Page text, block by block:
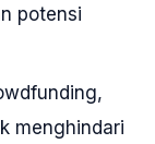
potensi
menghindari